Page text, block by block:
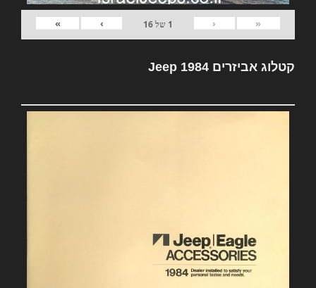
«
‹
1 של16
›
»
קטלוג אביזרים Jeep 1984